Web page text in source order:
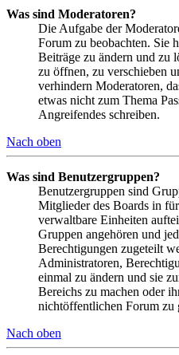
Was sind Moderatoren?
Die Aufgabe der
Forum zu beobachten. Sie
Beiträge zu ändern und zu
zu öffnen, zu verschieben
verhindern Moderatoren,
etwas nicht zum Thema
Angreifendes schreiben.
Nach oben
Was sind Benutzergruppen?
Benutzergruppen sind
Mitglieder des Boards in
verwaltbare Einheiten
Gruppen angehören und
Berechtigungen zugeteilt
Administratoren,
einmal zu ändern und sie
Bereichs zu machen oder
nichtöffentlichen Forum zu
Nach oben